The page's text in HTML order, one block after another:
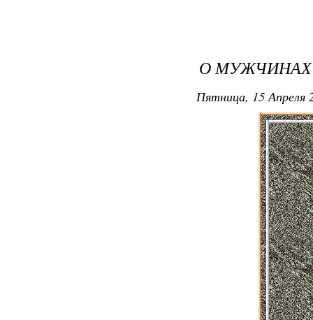
О
Пятница, 15 Апреля